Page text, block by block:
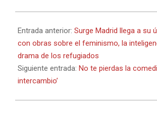
06-
02
Entrada anterior: Surge Madrid llega a su
con obras sobre el feminismo, la
drama de los refugiados
Siguiente entrada: No te pierdas la
intercambio’